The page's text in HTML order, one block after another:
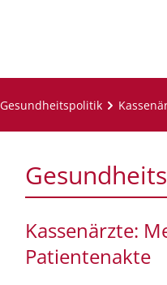
Gesundheitspolitik
Kassenärzte:
Patientenakte